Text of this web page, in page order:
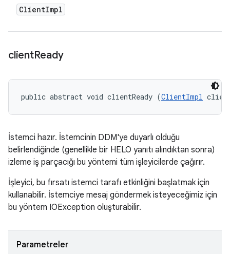
ClientImpl
clientReady
public abstract void clientReady (ClientImpl
İstemci hazır. İstemcinin DDM'ye duyarlı olduğu
belirlendiğinde (genellikle bir HELO yanıtı alındıktan sonra)
izleme iş parçacığı bu yöntemi tüm işleyicilerde çağırır.
İşleyici, bu fırsatı istemci tarafı etkinliğini başlatmak için
kullanabilir. İstemciye mesaj göndermek isteyeceğimiz için
bu yöntem IOException oluşturabilir.
Parametreler